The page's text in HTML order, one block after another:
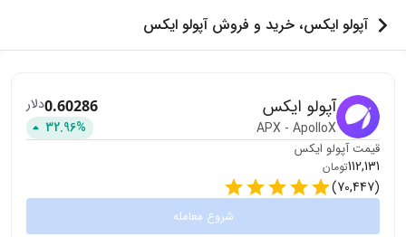
آپولو ایکس، خرید و فروش آپولو ایکس
آپولو ایکس
APX - ApolloX
0.60286دلار
32.96%
قیمت آپولو ایکس
112,131تومان
(
70,447
)
شروع معامله